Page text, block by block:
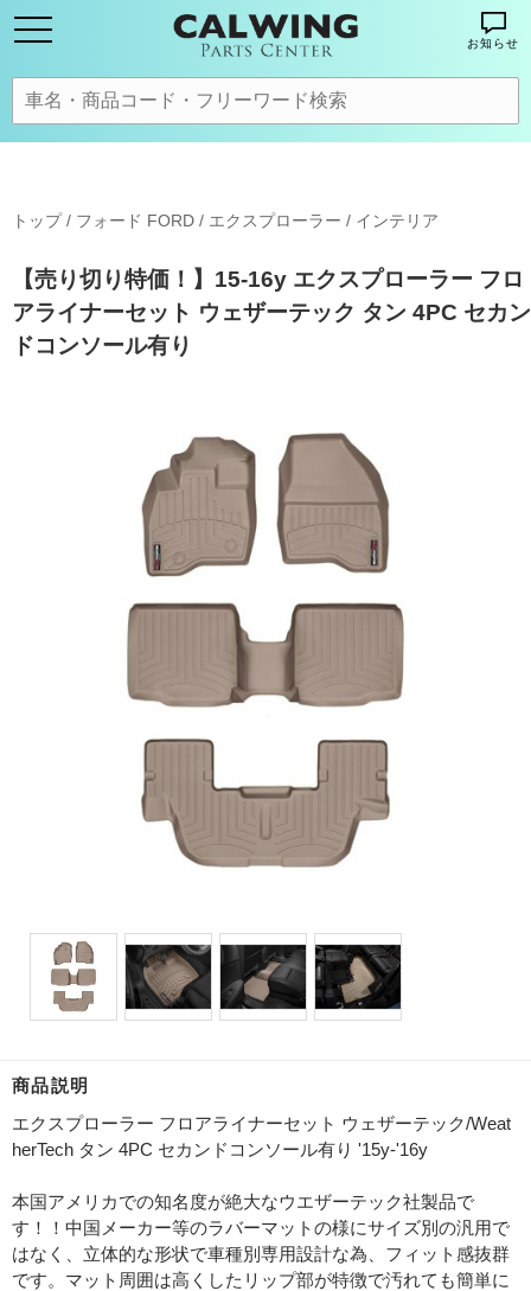
お知らせ
トップ/ フォード FORD / エクスプローラー / インテリア
【売り切り特価！】15-16y エクスプローラー フロ
アライナーセット ウェザーテック タン 4PC セカン
ドコンソール有り
商品説明
エクスプローラー フロアライナーセット ウェザーテック/Weat
herTech タン 4PC セカンドコンソール有り '15y-'16y
本国アメリカでの知名度が絶大なウエザーテック社製品で
す！！中国メーカー等のラバーマットの様にサイズ別の汎用で
はなく、立体的な形状で車種別専用設計な為、フィット感抜群
です。マット周囲は高くしたリップ部が特徴で汚れても簡単に